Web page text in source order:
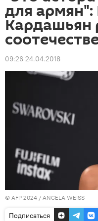
для
Кардашьян
09:26 24.04.2018
© AFP 2024 / ANGELA WEISS
Подписаться